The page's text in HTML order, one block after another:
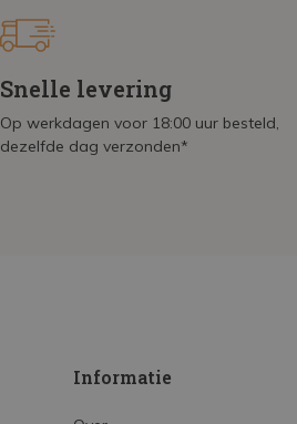
Snelle levering
Op werkdagen voor 18:00 uur besteld,
dezelfde dag verzonden*
Informatie